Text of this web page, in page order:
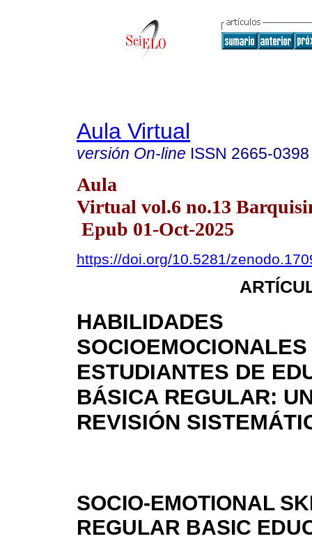
Aula Virtual
versión On-line ISSN 2665-0398
Aula
Virtual vol.6 no.13
Epub 01-Oct-2025
https://doi.org/10.5281/
HABILIDADES
ESTUDIANTES DE
BÁSICA REGULAR:
REVISIÓN
SOCIO-EMOTIONAL
REGULAR BASIC